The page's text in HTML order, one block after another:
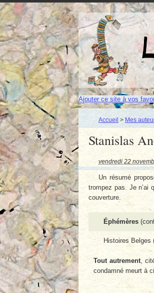
Ajouter ce site à vos
Accueil > Mes
Stanislas
vendredi 22
Un résumé
trompez pas. Je n’ai
couverture.
Éphémères
Histoires Belges
Tout autrement,
condamné meurt à